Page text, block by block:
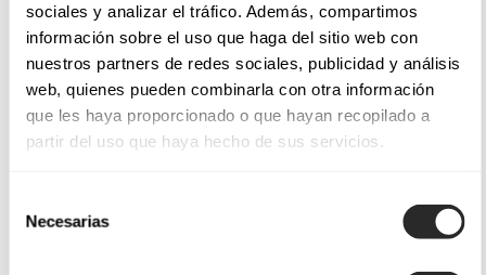
sociales y analizar el tráfico. Además, compartimos
información sobre el uso que haga del sitio web con
nuestros partners de redes sociales, publicidad y análisis
web, quienes pueden combinarla con otra información
que les haya proporcionado o que hayan recopilado a
partir del uso que haya hecho de sus servicios.
Necesarias